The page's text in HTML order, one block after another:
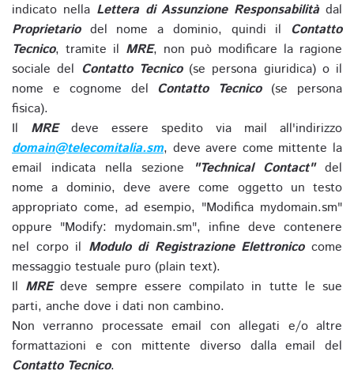
indicato nella Lettera di Assunzione Responsabilitàdal
Proprietariodel nome a dominio, quindi il Contatto
Tecnico, tramite il MRE, non può modificare la ragione
sociale del Contatto Tecnico(se persona giuridica) o il
nome e cognome del Contatto Tecnico(se persona
fisica).
Il MREdeve essere spedito via mail all'indirizzo
domain@telecomitalia.sm, deve avere come mittente la
email indicata nella sezione
"Technical Contact"del
nome a dominio, deve avere come oggetto un testo
appropriato come, ad esempio, "Modifica mydomain.sm"
oppure "Modify: mydomain.sm", infine deve contenere
nel corpo il Modulo di Registrazione Elettronicocome
messaggio testuale puro (plain text).
Il MREdeve sempre essere compilato in tutte le sue
parti, anche dove i dati non cambino.
Non verranno processate email con allegati e/o altre
formattazioni e con mittente diverso dalla email del
Contatto Tecnico.